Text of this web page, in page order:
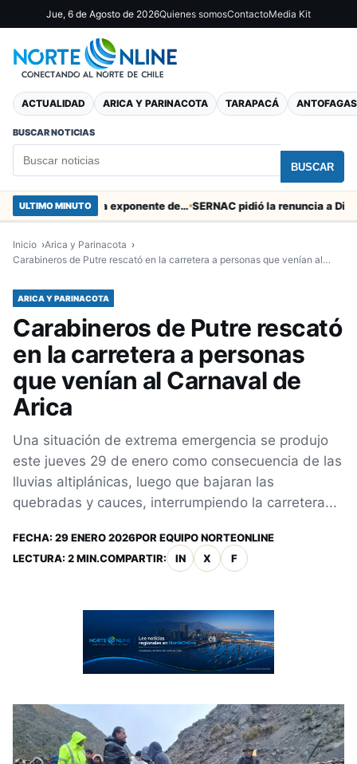
Jue, 6 de Agosto de 2026Quienes somosContactoMedia Kit
ACTUALIDAD ARICA Y PARINACOTA TARAPACÁ
BUSCAR NOTICIAS
BUSCAR
ULTIMO MINUTO Murió tacneña Charito Mistral máxima exponente de la música criolla durante 50 años
Inicio
Arica y Parinacota
Carabineros de Putre rescató en la carretera a personas que venían al…
ARICA Y PARINACOTA
Carabineros de Putre rescató
en la carretera a personas
que venían al Carnaval de
Arica
Una situación de extrema emergencia se produjo
este jueves 29 de enero como consecuencia de las
lluvias altiplánicas, luego que bajaran las
quebradas y cauces, interrumpiendo la carretera...
FECHA: 29 ENERO 2026POR EQUIPO NORTEONLINE
LECTURA: 2 MIN.COMPARTIR: IN X F